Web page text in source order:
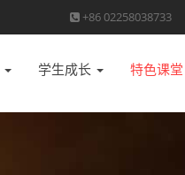
+86 02258038733
学生成长 特色课堂